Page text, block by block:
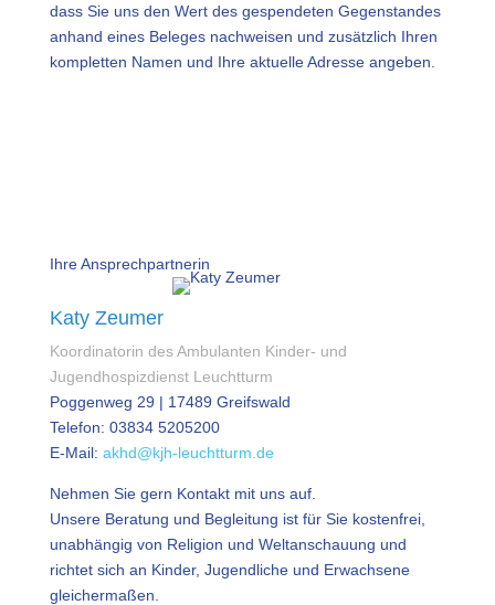
dass Sie uns den Wert des gespendeten Gegenstandes
anhand eines Beleges nachweisen und zusätzlich Ihren
kompletten Namen und Ihre aktuelle Adresse angeben.
Ihre Ansprechpartnerin
Katy Zeumer
Koordinatorin des Ambulanten Kinder- und
Jugendhospizdienst Leuchtturm
Poggenweg 29 | 17489 Greifswald
Telefon: 03834 5205200
E-Mail: akhd@kjh-leuchtturm.de
Nehmen Sie gern Kontakt mit uns auf.
Unsere Beratung und Begleitung ist für Sie kostenfrei,
unabhängig von Religion und Weltanschauung und
richtet sich an Kinder, Jugendliche und Erwachsene
gleichermaßen.